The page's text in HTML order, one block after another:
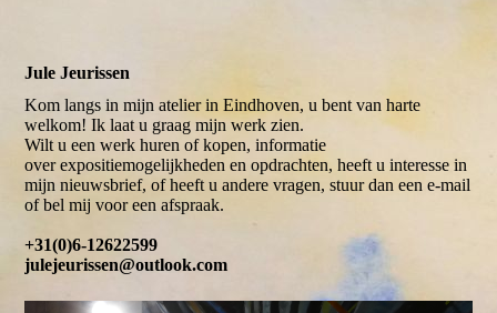
Jule Jeurissen
Kom langs in mijn atelier in Eindhoven, u bent van harte
welkom! Ik laat u graag mijn werk zien.
Wilt u een werk huren of kopen, informatie
over expositiemogelijkheden en opdrachten, heeft u interesse in
mijn nieuwsbrief, of heeft u andere vragen, stuur dan een e-mail
of bel mij voor een afspraak.
+31(0)6-12622599
julejeurissen@outlook.com